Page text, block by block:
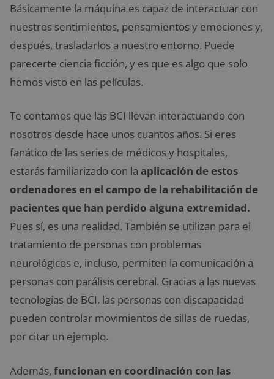
Básicamente la máquina es capaz de interactuar con
nuestros sentimientos, pensamientos y emociones y,
después, trasladarlos a nuestro entorno. Puede
parecerte ciencia ficción, y es que es algo que solo
hemos visto en las películas.
Te contamos que las BCI llevan interactuando con
nosotros desde hace unos cuantos años. Si eres
fanático de las series de médicos y hospitales,
estarás familiarizado con la aplicación de estos
ordenadores en el campo de la rehabilitación de
pacientes que han perdido alguna extremidad.
Pues sí, es una realidad. También se utilizan para el
tratamiento de personas con problemas
neurológicos e, incluso, permiten la comunicación a
personas con parálisis cerebral. Gracias a las nuevas
tecnologías de BCI, las personas con discapacidad
pueden controlar movimientos de sillas de ruedas,
por citar un ejemplo.
Además, funcionan en coordinación con las